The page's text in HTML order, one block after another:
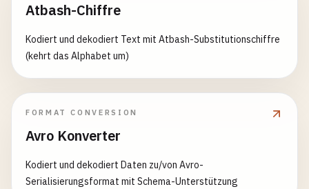
Atbash-Chiffre
Kodiert und dekodiert Text mit Atbash-Substitutionschiffre
(kehrt das Alphabet um)
FORMAT CONVERSION
Avro Konverter
Kodiert und dekodiert Daten zu/von Avro-
Serialisierungsformat mit Schema-Unterstützung